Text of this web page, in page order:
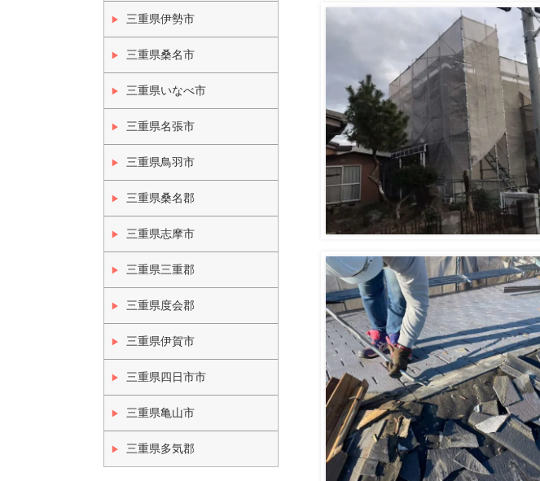
三重県伊勢市
三重県桑名市
三重県いなべ市
三重県名張市
三重県鳥羽市
三重県桑名郡
三重県志摩市
三重県三重郡
三重県度会郡
三重県伊賀市
三重県四日市市
三重県亀山市
三重県多気郡